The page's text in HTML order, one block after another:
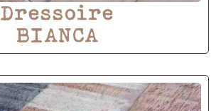
Dressoire
BIANCA